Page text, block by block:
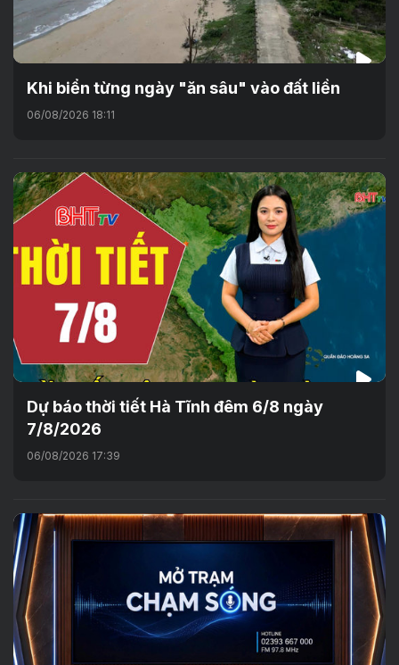
Khi biển từng ngày "ăn sâu" vào đất liền
06/08/2026 18:11
Dự báo thời tiết Hà Tĩnh đêm 6/8 ngày
7/8/2026
06/08/2026 17:39